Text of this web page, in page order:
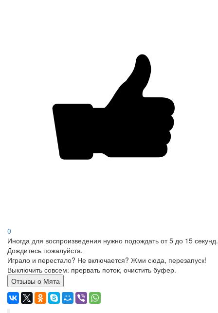
0
Иногда для воспроизведения нужно подождать от 5 до 15 секунд.
Дождитесь пожалуйста.
Играло и перестало? Не включается? Жми сюда, перезапуск!
Выключить совсем: прервать поток, очистить буфер.
Отзывы о Мята